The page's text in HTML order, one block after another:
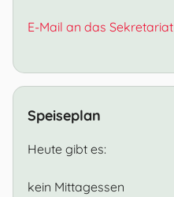
E-Mail an das Sekretariat
Speiseplan
Heute gibt es:
kein Mittagessen